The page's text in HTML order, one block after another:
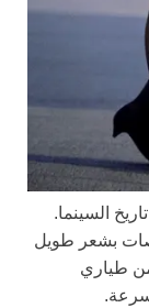
السينما.
ممثل شاب طوله 5 أقدام و7 بوصات بشعر طويل
طياري